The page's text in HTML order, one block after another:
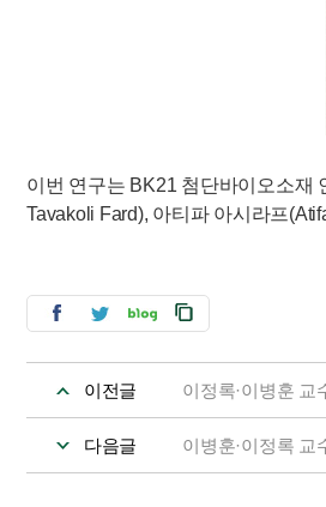
이번 연구는 BK21 첨단바이오소재
Tavakoli Fard), 아티파 아시라프
이전글 이정록·이병훈 교
다음글 이병훈·이정록 교